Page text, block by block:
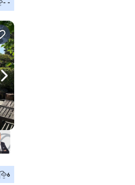
- -
Nach rechts navigieren
6